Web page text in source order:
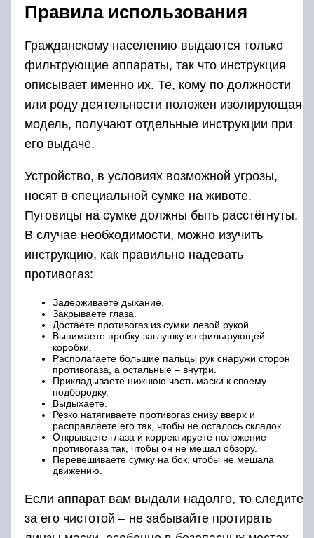
Правила использования
Гражданскому населению выдаются только
фильтрующие аппараты, так что инструкция
описывает именно их. Те, кому по должности
или роду деятельности положен изолирующая
модель, получают отдельные инструкции при
его выдаче.
Устройство, в условиях возможной угрозы,
носят в специальной сумке на животе.
Пуговицы на сумке должны быть расстёгнуты.
В случае необходимости, можно изучить
инструкцию, как правильно надевать
противогаз:
Задерживаете дыхание.
Закрываете глаза.
Достаёте противогаз из сумки левой рукой.
Вынимаете пробку-заглушку из фильтрующей
коробки.
Располагаете большие пальцы рук снаружи сторон
противогаза, а остальные – внутри.
Прикладываете нижнюю часть маски к своему
подбородку.
Выдыхаете.
Резко натягиваете противогаз снизу вверх и
расправляете его так, чтобы не осталось складок.
Открываете глаза и корректируете положение
противогаза так, чтобы он не мешал обзору.
Перевешиваете сумку на бок, чтобы не мешала
движению.
Если аппарат вам выдали надолго, то следите
за его чистотой – не забывайте протирать